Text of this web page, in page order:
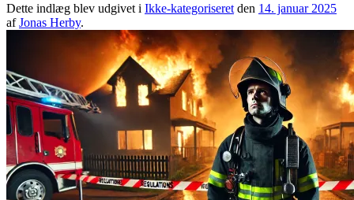
Dette indlæg blev udgivet i Ikke-kategoriseret den 14. januar 2025
afJonas Herby.